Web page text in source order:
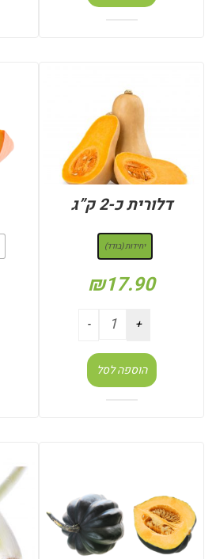
דלורית כ-2 ק”ג
יחידות (בודד)
₪17.90
הוספה לסל